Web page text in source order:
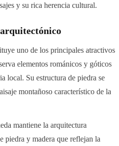
y su rica herencia cultural.
uno de los principales atractivos
elementos románicos y góticos
local. Su estructura de piedra se
montañoso característico de la
mantiene la arquitectura
piedra y madera que reflejan la